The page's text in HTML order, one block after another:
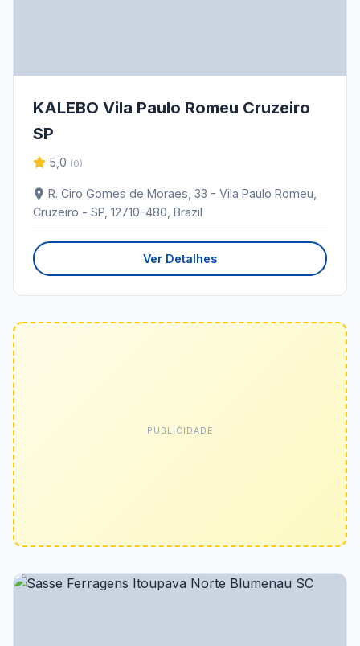
KALEBO Vila Paulo Romeu Cruzeiro
SP
5,0 (0)
R. Ciro Gomes de Moraes, 33 - Vila Paulo Romeu,
Cruzeiro - SP, 12710-480, Brazil
Ver Detalhes